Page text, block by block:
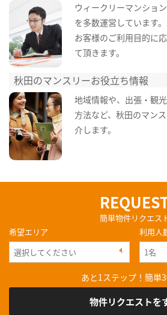
ウィークリーマンショ
を多数運営しています。
お客様のご利用目的に
て頂きます。
秋田のマンスリーお役立ち情報
地域情報や、出張・観
方法など、秋田のマン
介します。
簡単物件リクエス
希望エリア
利用人
あと1ステップ！簡単
物件リクエストを